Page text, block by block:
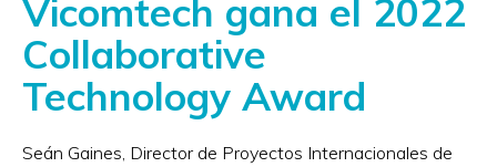
Vicomtech gana el 2022
Collaborative
Technology Award
Seán Gaines, Director de Proyectos Internacionales de